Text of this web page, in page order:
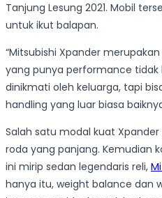
Tanjung Lesung 2021. Mobil
untuk ikut balapan.
“Mitsubishi Xpander
yang punya performance tidak
dinikmati oleh keluarga, tapi
handling yang luar biasa
Salah satu modal kuat
roda yang panjang. Kemudian
ini mirip sedan legendaris reli,
hanya itu, weight balance dan